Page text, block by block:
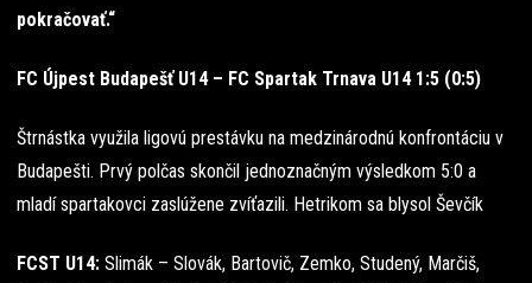
pokračovať.“
FC Újpest Budapešť U14 – FC Spartak Trnava U14 1:5 (0:5)
Štrnástka využila ligovú prestávku na medzinárodnú konfrontáciu v
Budapešti. Prvý polčas skončil jednoznačným výsledkom 5:0 a
mladí spartakovci zaslúžene zvíťazili. Hetrikom sa blysol Ševčík
FCST U14: Slimák – Slovák, Bartovič, Zemko, Studený, Marčiš,